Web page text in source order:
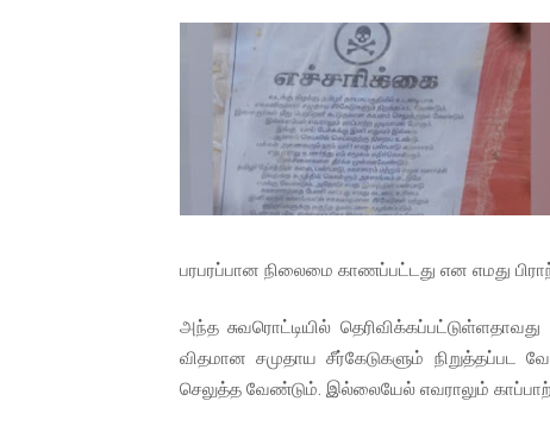
01/11/2021 Scotland ல்
பாலச்சந்திரன் மற்றும் தன்னிடம்
பிரிட்டனால் கடத்தப்படும்
வர்ராரு...வர்ராரு... அண்ணாத்த :
கைது செய்யப்பட்ட இளைஞன்
சிறுமியை பாலியல்
பிரபல நடிகை தூக்கிட்டு
பரபரப்பான நிலைமை காணப்பட்டது என எமது
அந்த சுவரொட்டியில்
விதமான சமுதாய சீர்கேடுகளும்
செலுத்த வேண்டும். இல்லையேல் எவராலும்